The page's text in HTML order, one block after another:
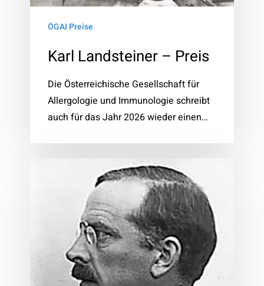
ÖGAI Preise
Karl Landsteiner – Preis
Die Österreichische Gesellschaft für
Allergologie und Immunologie schreibt
auch für das Jahr 2026 wieder einen…